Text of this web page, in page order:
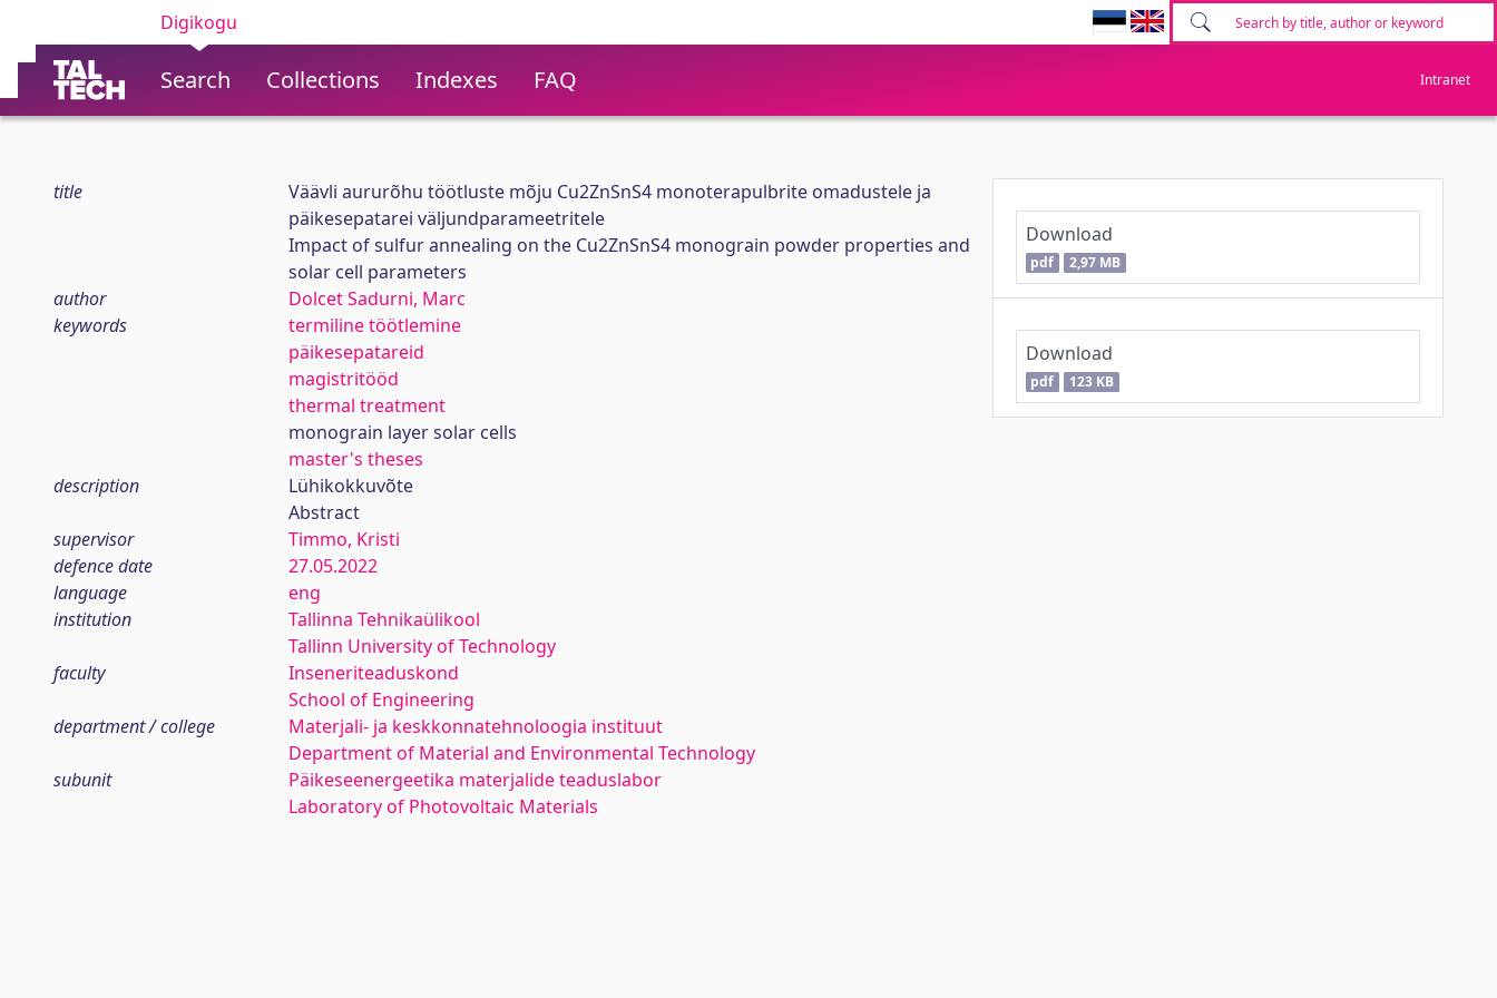
Digikogu
Search Collections Indexes FAQ Intranet
title
Väävli aururõhu töötluste mõju Cu2ZnSnS4 monoterapulbrite omadustele ja
päikesepatarei väljundparameetritele
Impact of sulfur annealing on the Cu2ZnSnS4 monograin powder properties and
solar cell parameters
author
Dolcet Sadurni, Marc
keywords
termiline töötlemine
päikesepatareid
magistritööd
thermal treatment
monograin layer solar cells
master's theses
description
Lühikokkuvõte
Abstract
supervisor
Timmo, Kristi
defence date
27.05.2022
language
eng
institution
Tallinna Tehnikaülikool
Tallinn University of Technology
faculty
Inseneriteaduskond
School of Engineering
department / college
Materjali- ja keskkonnatehnoloogia instituut
Department of Material and Environmental Technology
subunit
Päikeseenergeetika materjalide teaduslabor
Laboratory of Photovoltaic Materials
Download
pdf 2,97 MB
Download
pdf 123 KB